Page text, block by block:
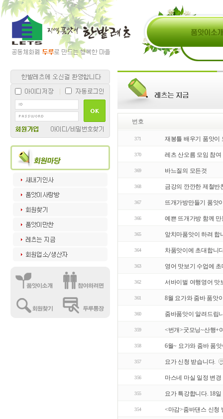
번호
371 재봉틀 배우기 품앗이
370 레츠 산오름 모임 참
369 바느질의 모든것
368 금강의 깐깐한 제철반
367 뜨개가방만들기 품앗
366 예쁜 뜨개가방 함께
365 앞치마품앗이 하려 합
364 차품앗이에 초대합니
363 영어 맛보기 수업에
362 서바이벌 여행영어 맛
361 8월 요가와 줌바 품앗
360 줌바품앗이 알려드립
359 <번개>굿모닝~산행+
358 6월~ 요가와 줌바 품
357 요가 신청 받습니다.
356 마스네 마실 일정 변경
355 요가 특강합니다. 18일
354 <마감>줌바댄스 신청